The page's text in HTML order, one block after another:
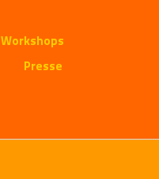
Workshops
Presse